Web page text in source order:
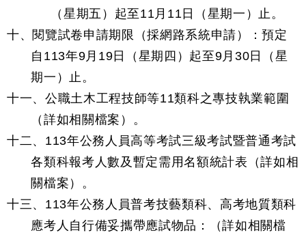
（星期五）起至11月11日（星期一）止。
十、閱覽試卷申請期限（採網路系統申請）：預定
自113年9月19日（星期四）起至9月30日（星
期一）止。
十一、公職土木工程技師等11類科之專技執業範圍
（詳如相關檔案）。
十二、113年公務人員高等考試三級考試暨普通考試
各類科報考人數及暫定需用名額統計表（詳如相
關檔案）。
十三、113年公務人員普考技藝類科、高考地質類科
應考人自行備妥攜帶應試物品：（詳如相關檔